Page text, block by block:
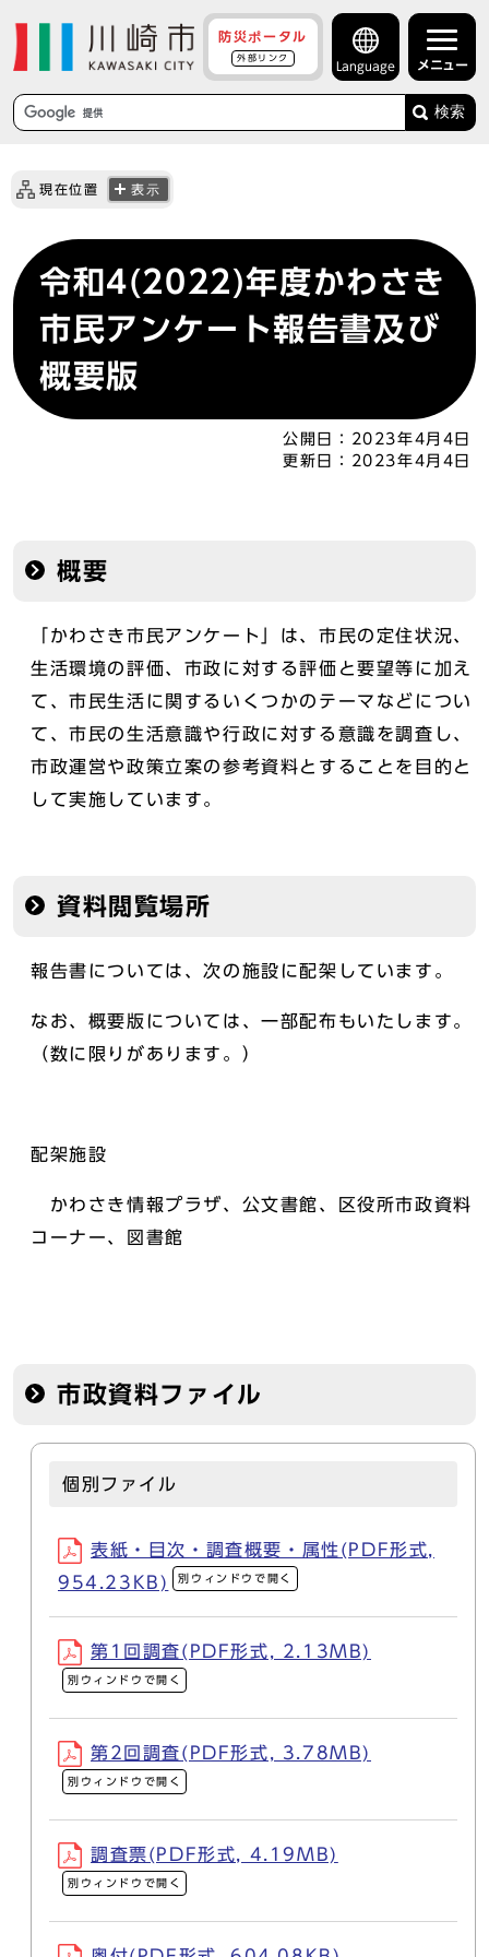
防災ポータル
外部リンク
Language メニュー
検索
現在位置 表示
令和4(2022)年度かわさき
市民アンケート報告書及び
概要版
公開日：
2023年4月4日
更新日：
2023年4月4日
概要
「かわさき市民アンケート」は、市民の定住状況、
生活環境の評価、市政に対する評価と要望等に加え
て、市民生活に関するいくつかのテーマなどについ
て、市民の生活意識や行政に対する意識を調査し、
市政運営や政策立案の参考資料とすることを目的と
して実施しています。
資料閲覧場所
報告書については、次の施設に配架しています。
なお、概要版については、一部配布もいたします。
（数に限りがあります。）
配架施設
かわさき情報プラザ、公文書館、区役所市政資料
コーナー、図書館
市政資料ファイル
個別ファイル
表紙・目次・調査概要・属性(PDF形式,
954.23KB)
別ウィンドウで開く
第1回調査(PDF形式, 2.13MB)
別ウィンドウで開く
第2回調査(PDF形式, 3.78MB)
別ウィンドウで開く
調査票(PDF形式, 4.19MB)
別ウィンドウで開く